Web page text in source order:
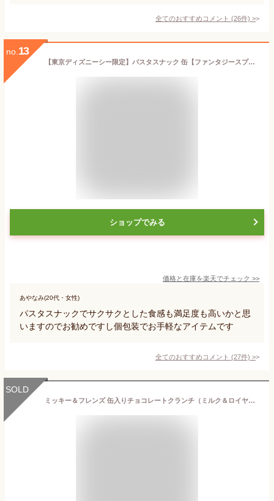
全てのおすすめコメント (26件) >
no. 13
【東京ディズニーシー限定】パスタスナック 缶【ファンタジースプリングス】 お菓子 お土産 ディズニー グッズ プレゼント (1個)
ショップでみる
価格と在庫を楽天でチェック >>
あやなみ(20代・女性)
パスタスナックでサクサクとした食感も満足度も高いかと思
いますのでお勧めですし個包装でお手軽なアイテムです
全てのおすすめコメント (27件) >
SOLD
ミッキー＆フレンズ 缶入りチョコレートクランチ（ミルク＆ロイヤルミルクティー味）お菓子 ディズニー グッズ お土産 【東京ディズニーリゾート限定】